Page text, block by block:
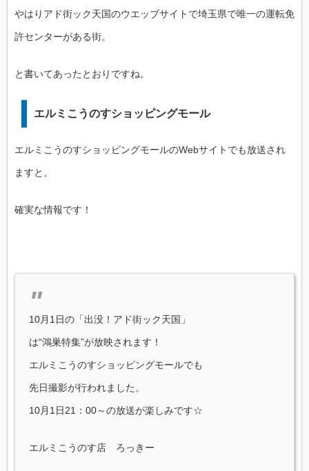
やはりアド街ック天国のウエッブサイトで埼玉県で唯一の運転免
許センターがある街。
と書いてあったとおりですね。
エルミこうのすショッピングモール
エルミこうのすショッピングモールのWebサイトでも放送され
ますと。
確実な情報です！
10月1日の「出没！アド街ック天国」
は“鴻巣特集”が放映されます！
エルミこうのすショッピングモールでも
先日撮影が行われました。
10月1日21：00～の放送が楽しみです☆
エルミこうのす店 ろっきー